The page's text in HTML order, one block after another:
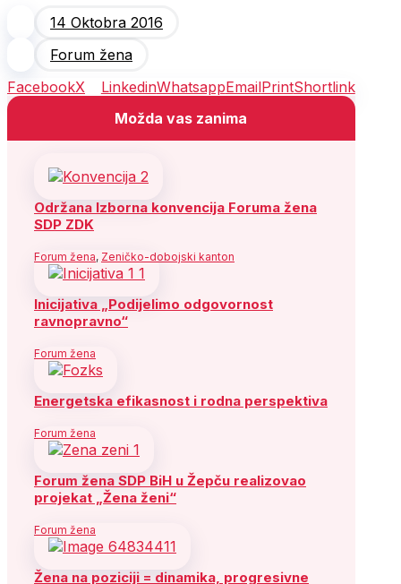
14 Oktobra 2016
Forum žena
FacebookX LinkedinWhatsappEmailPrintShortlink
Možda vas zanima
Održana Izborna konvencija Foruma žena
SDP ZDK
Forum žena, Zeničko-dobojski kanton
Inicijativa „Podijelimo odgovornost
ravnopravno“
Forum žena
Energetska efikasnost i rodna perspektiva
Forum žena
Forum žena SDP BiH u Žepču realizovao
projekat „Žena ženi“
Forum žena
Žena na poziciji = dinamika, progresivne